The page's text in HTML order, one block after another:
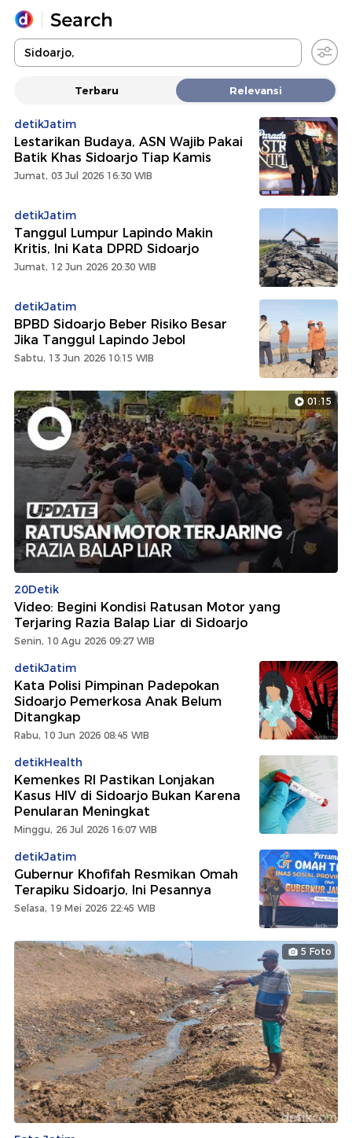
Yang sedang ramai dicari
Promoted
Terbaru Relevansi
detikJatim
Lestarikan Budaya, ASN Wajib Pakai
Batik Khas Sidoarjo Tiap Kamis
Jumat, 03 Jul 2026 16:30 WIB
detikJatim
Tanggul Lumpur Lapindo Makin
Kritis, Ini Kata DPRD Sidoarjo
Jumat, 12 Jun 2026 20:30 WIB
detikJatim
BPBD Sidoarjo Beber Risiko Besar
Jika Tanggul Lapindo Jebol
Sabtu, 13 Jun 2026 10:15 WIB
01:15
20Detik
Video: Begini Kondisi Ratusan Motor yang
Terjaring Razia Balap Liar di Sidoarjo
Senin, 10 Agu 2026 09:27 WIB
detikJatim
Kata Polisi Pimpinan Padepokan
Sidoarjo Pemerkosa Anak Belum
Ditangkap
Rabu, 10 Jun 2026 08:45 WIB
detikHealth
Kemenkes RI Pastikan Lonjakan
Kasus HIV di Sidoarjo Bukan Karena
Penularan Meningkat
Minggu, 26 Jul 2026 16:07 WIB
detikJatim
Gubernur Khofifah Resmikan Omah
Terapiku Sidoarjo, Ini Pesannya
Selasa, 19 Mei 2026 22:45 WIB
5 Foto